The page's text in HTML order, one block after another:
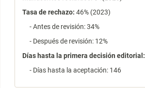
Tasa de rechazo: 46% (2023)
- Antes de revisión: 34%
- Después de revisión: 12%
Días hasta la primera decisión editorial:
- Días hasta la aceptación: 146